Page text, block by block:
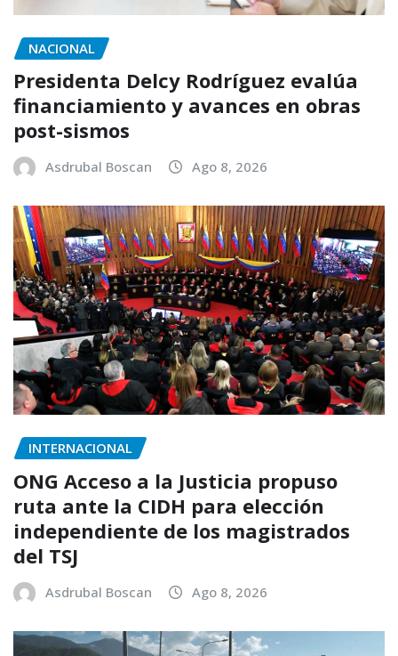
NACIONAL
Presidenta Delcy Rodríguez evalúa
financiamiento y avances en obras
post-sismos
Asdrubal Boscan Ago 8, 2026
INTERNACIONAL
ONG Acceso a la Justicia propuso
ruta ante la CIDH para elección
independiente de los magistrados
del TSJ
Asdrubal Boscan Ago 8, 2026